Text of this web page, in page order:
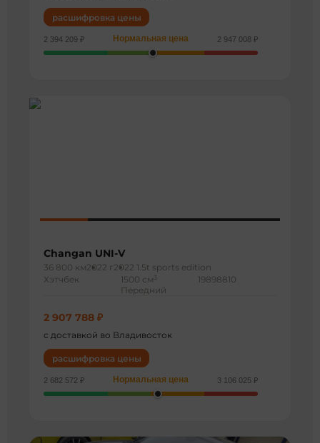
расшифровка цены
2 394 209 ₽ Нормальная цена 2 947 008 ₽
Changan UNI-V
36 800 км2022 г 2022 1.5t sports edition
Хэтчбек
1500 см 3
Передний
19898810
2 907 788 ₽
с доставкой во Владивосток
расшифровка цены
2 682 572 ₽ Нормальная цена 3 106 025 ₽